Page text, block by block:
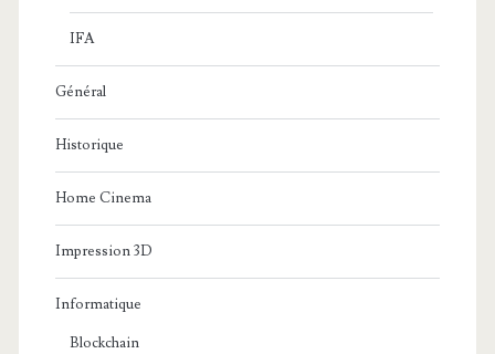
IFA
Général
Historique
Home Cinema
Impression 3D
Informatique
Blockchain